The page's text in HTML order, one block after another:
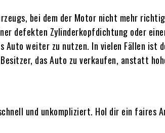
bei dem der Motor nicht mehr
defekten Zylinderkopfdichtung oder
weiter zu nutzen. In vielen Fällen ist
das Auto zu verkaufen, anstatt
und unkompliziert. Hol dir ein faires